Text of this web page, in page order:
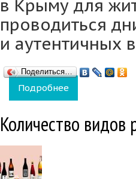
в Крыму для
проводиться
и аутентичных
Поделиться…
Подробнее
Количество видов